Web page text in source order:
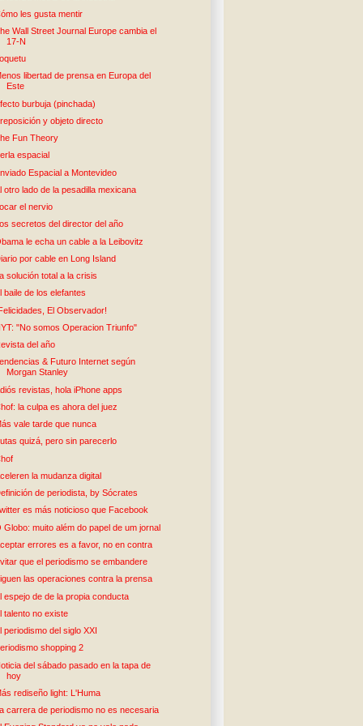
les gusta mentir
Wall Street Journal Europe cambia el
17-N
libertad de prensa en Europa del
Este
burbuja (pinchada)
y objeto directo
Fun Theory
espacial
Espacial a Montevideo
otro lado de la pesadilla mexicana
el nervio
Los secretos del director del año
le echa un cable a la Leibovitz
por cable en Long Island
solución total a la crisis
baile de los elefantes
El Observador!
"No somos Operacion Triunfo"
del año
& Futuro Internet según
Morgan Stanley
revistas, hola iPhone apps
la culpa es ahora del juez
vale tarde que nunca
quizá, pero sin parecerlo
la mudanza digital
de periodista, by Sócrates
es más noticioso que Facebook
Globo: muito além do papel de um jornal
errores es a favor, no en contra
que el periodismo se embandere
las operaciones contra la prensa
espejo de de la propia conducta
talento no existe
periodismo del siglo XXI
shopping 2
del sábado pasado en la tapa de
hoy
rediseño light: L'Huma
carrera de periodismo no es necesaria